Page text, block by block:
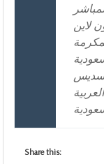
لاين
Share this: